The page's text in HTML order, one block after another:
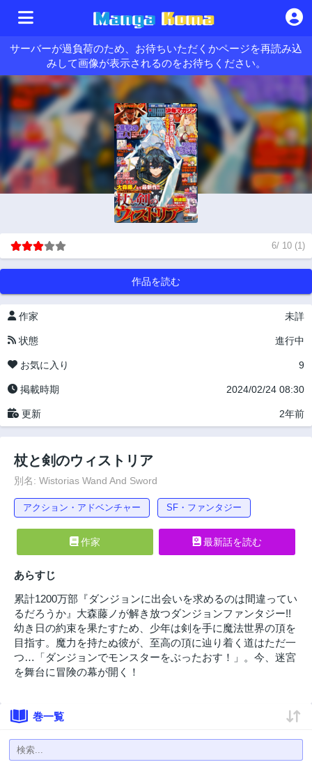
サーバーが過負荷のため、お待ちいただくかページを再読み込
みして画像が表示されるのをお待ちください。
6/ 10 (1)
作品を読む
作家 未詳
状態 進行中
お気に入り 9
掲載時期 2024/02/24 08:30
更新 2年前
杖と剣のウィストリア
別名: Wistorias Wand And Sword
アクション・アドベンチャー SF・ファンタジー
作家 最新話を読む
あらすじ
累計1200万部『ダンジョンに出会いを求めるのは間違ってい
るだろうか』大森藤ノが解き放つダンジョンファンタジー!!
幼き日の約束を果たすため、少年は剣を手に魔法世界の頂を
目指す。魔力を持たぬ彼が、至高の頂に辿り着く道はただ一
つ…「ダンジョンでモンスターをぶったおす！」。今、迷宮
を舞台に冒険の幕が開く！
巻一覧